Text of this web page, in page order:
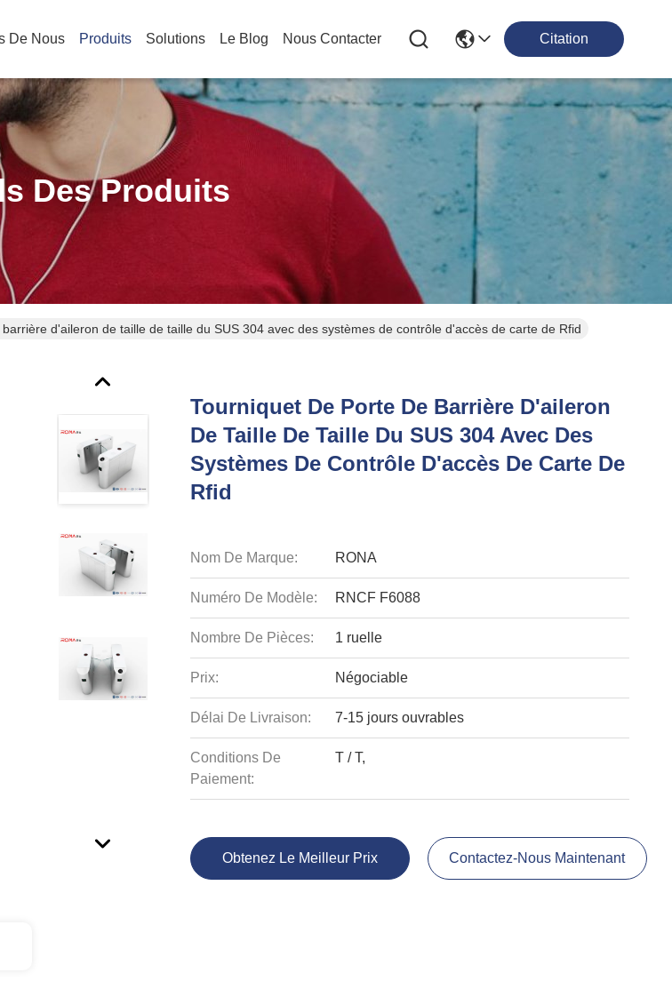
De Nous Produits Solutions Le Blog Nous Contacter Citation
Des Produits
d'aileron de taille de taille du SUS 304 avec des systèmes de contrôle d'accès de carte de Rfid
Tourniquet De Porte De Barrière D'aileron
De Taille De Taille Du SUS 304 Avec Des
Systèmes De Contrôle D'accès De Carte De
Rfid
Nom De Marque: RONA
Numéro De Modèle: RNCF F6088
Nombre De Pièces: 1 ruelle
Prix: Négociable
Délai De Livraison: 7-15 jours ouvrables
Conditions De
Paiement:
T / T,
Obtenez Le Meilleur Prix Contactez-Nous Maintenant